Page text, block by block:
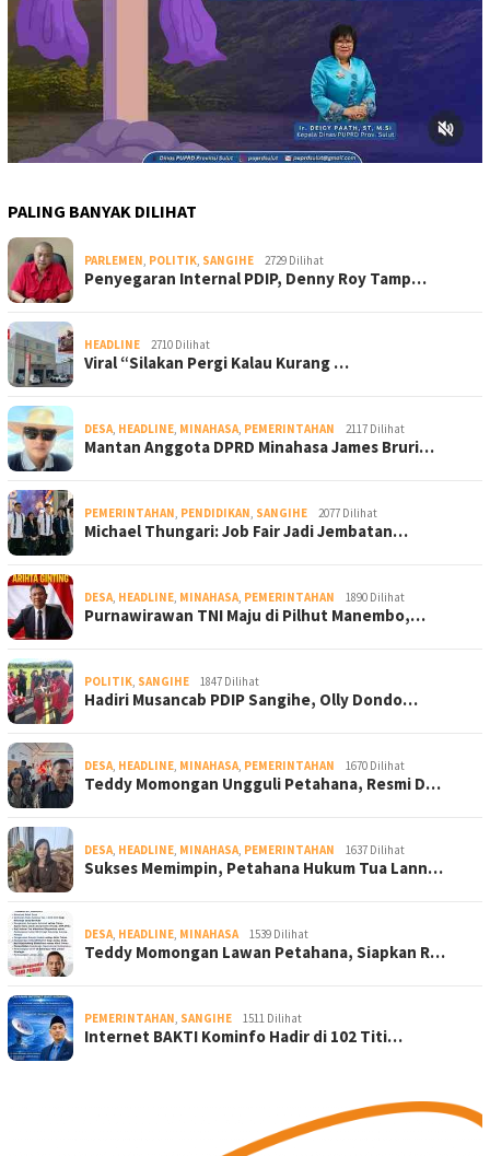
PALING BANYAK DILIHAT
PARLEMEN, POLITIK, SANGIHE 2729 Dilihat
Penyegaran Internal PDIP, Denny Roy Tamp…
HEADLINE 2710 Dilihat
Viral “Silakan Pergi Kalau Kurang …
DESA, HEADLINE, MINAHASA, PEMERINTAHAN 2117 Dilihat
Mantan Anggota DPRD Minahasa James Bruri…
PEMERINTAHAN, PENDIDIKAN, SANGIHE 2077 Dilihat
Michael Thungari: Job Fair Jadi Jembatan…
DESA, HEADLINE, MINAHASA, PEMERINTAHAN 1890 Dilihat
Purnawirawan TNI Maju di Pilhut Manembo,…
POLITIK, SANGIHE 1847 Dilihat
Hadiri Musancab PDIP Sangihe, Olly Dondo…
DESA, HEADLINE, MINAHASA, PEMERINTAHAN 1670 Dilihat
Teddy Momongan Ungguli Petahana, Resmi D…
DESA, HEADLINE, MINAHASA, PEMERINTAHAN 1637 Dilihat
Sukses Memimpin, Petahana Hukum Tua Lann…
DESA, HEADLINE, MINAHASA 1539 Dilihat
Teddy Momongan Lawan Petahana, Siapkan R…
PEMERINTAHAN, SANGIHE 1511 Dilihat
Internet BAKTI Kominfo Hadir di 102 Titi…